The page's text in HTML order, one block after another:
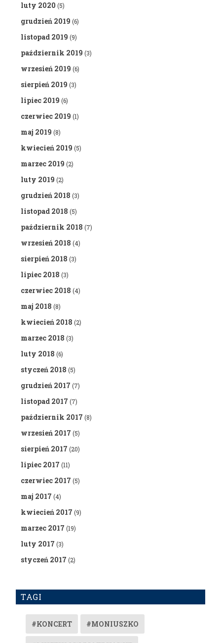
luty 2020 (5)
grudzień 2019 (6)
listopad 2019 (9)
październik 2019 (3)
wrzesień 2019 (6)
sierpień 2019 (3)
lipiec 2019 (6)
czerwiec 2019 (1)
maj 2019 (8)
kwiecień 2019 (5)
marzec 2019 (2)
luty 2019 (2)
grudzień 2018 (3)
listopad 2018 (5)
październik 2018 (7)
wrzesień 2018 (4)
sierpień 2018 (3)
lipiec 2018 (3)
czerwiec 2018 (4)
maj 2018 (8)
kwiecień 2018 (2)
marzec 2018 (3)
luty 2018 (6)
styczeń 2018 (5)
grudzień 2017 (7)
listopad 2017 (7)
październik 2017 (8)
wrzesień 2017 (5)
sierpień 2017 (20)
lipiec 2017 (11)
czerwiec 2017 (5)
maj 2017 (4)
kwiecień 2017 (9)
marzec 2017 (19)
luty 2017 (3)
styczeń 2017 (2)
TAGI
#KONCERT #MONIUSZKO